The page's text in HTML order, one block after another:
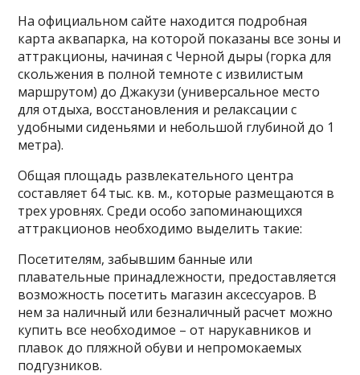
На официальном сайте находится подробная
карта аквапарка, на которой показаны все зоны и
аттракционы, начиная с Черной дыры (горка для
скольжения в полной темноте с извилистым
маршрутом) до Джакузи (универсальное место
для отдыха, восстановления и релаксации с
удобными сиденьями и небольшой глубиной до 1
метра).
Общая площадь развлекательного центра
составляет 64 тыс. кв. м., которые размещаются в
трех уровнях. Среди особо запоминающихся
аттракционов необходимо выделить такие:
Посетителям, забывшим банные или
плавательные принадлежности, предоставляется
возможность посетить магазин аксессуаров. В
нем за наличный или безналичный расчет можно
купить все необходимое – от нарукавников и
плавок до пляжной обуви и непромокаемых
подгузников.